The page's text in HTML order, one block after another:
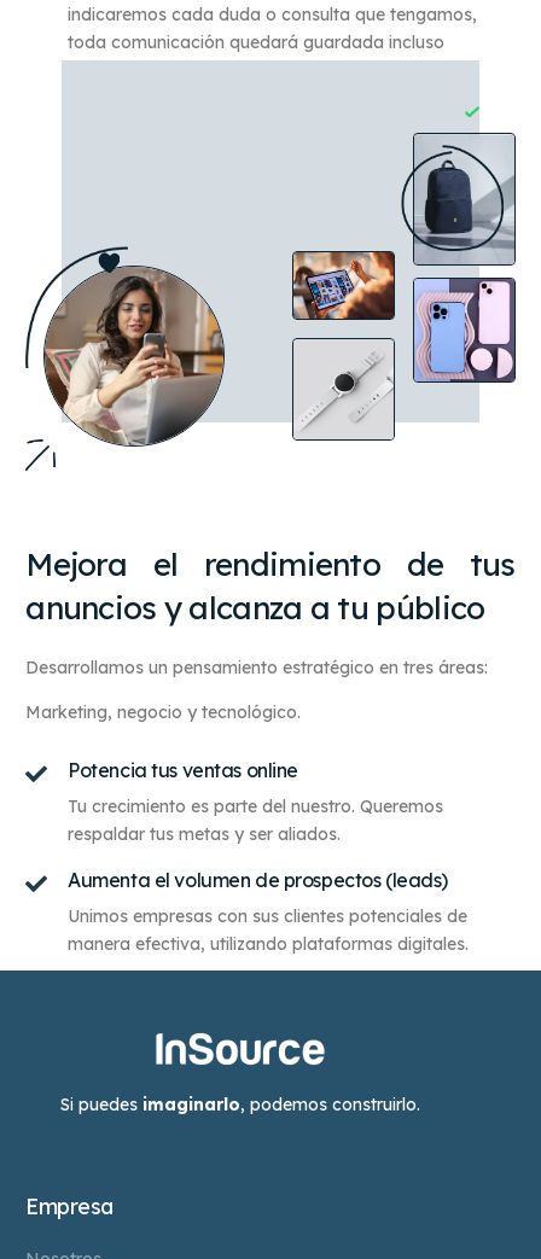
indicaremos cada duda o consulta que tengamos,
toda comunicación quedará guardada incluso
Mejora el rendimiento de tus
anuncios y alcanza a tu público
Desarrollamos un pensamiento estratégico en tres áreas:
Marketing, negocio y tecnológico.
Potencia tus ventas online
Tu crecimiento es parte del nuestro. Queremos
respaldar tus metas y ser aliados.
Aumenta el volumen de prospectos (leads)
Unimos empresas con sus clientes potenciales de
manera efectiva, utilizando plataformas digitales.
Si puedes imaginarlo, podemos construirlo.
Empresa